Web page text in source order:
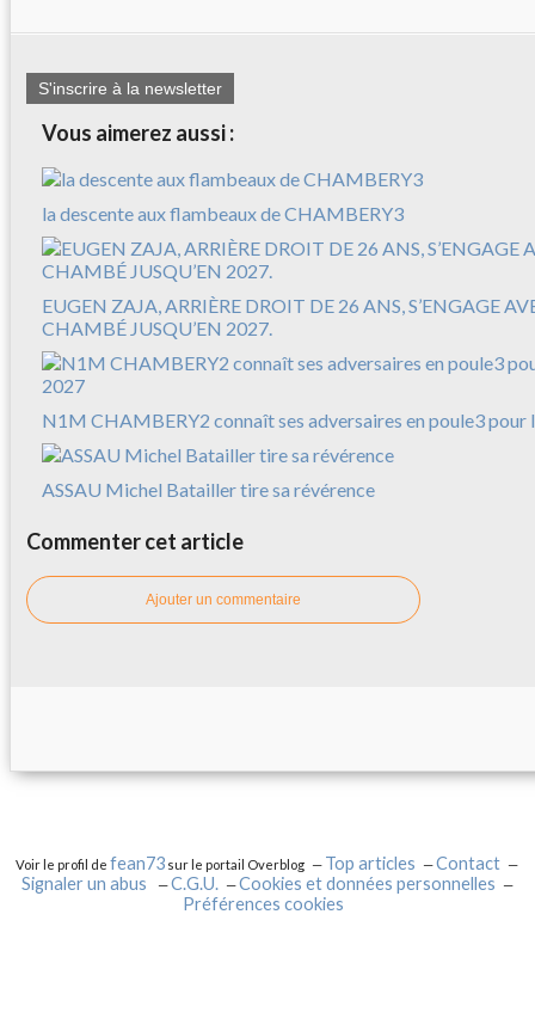
S'inscrire à la newsletter
Vous aimerez aussi :
la descente aux flambeaux de CHAMBERY3
EUGEN ZAJA, ARRIÈRE DROIT DE 26 ANS, S’ENGAGE
CHAMBÉ JUSQU’EN 2027.
N1M CHAMBERY2 connaît ses adversaires en poule3 pour
ASSAU Michel Batailler tire sa révérence
Commenter cet article
Ajouter un commentaire
Voir le profil defean73 sur le portail Overblog Top articles
Contact
Signaler un abus
C.G.U.
Cookies et données personnelles
Préférences cookies